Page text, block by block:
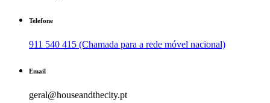
Telefone
911 540 415 (Chamada para a rede móvel nacional)
Email
geral@houseandthecity.pt